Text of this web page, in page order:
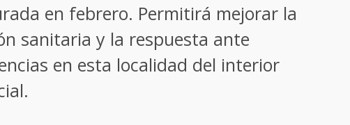
en febrero. Permitirá mejorar la
sanitaria y la respuesta ante
en esta localidad del interior